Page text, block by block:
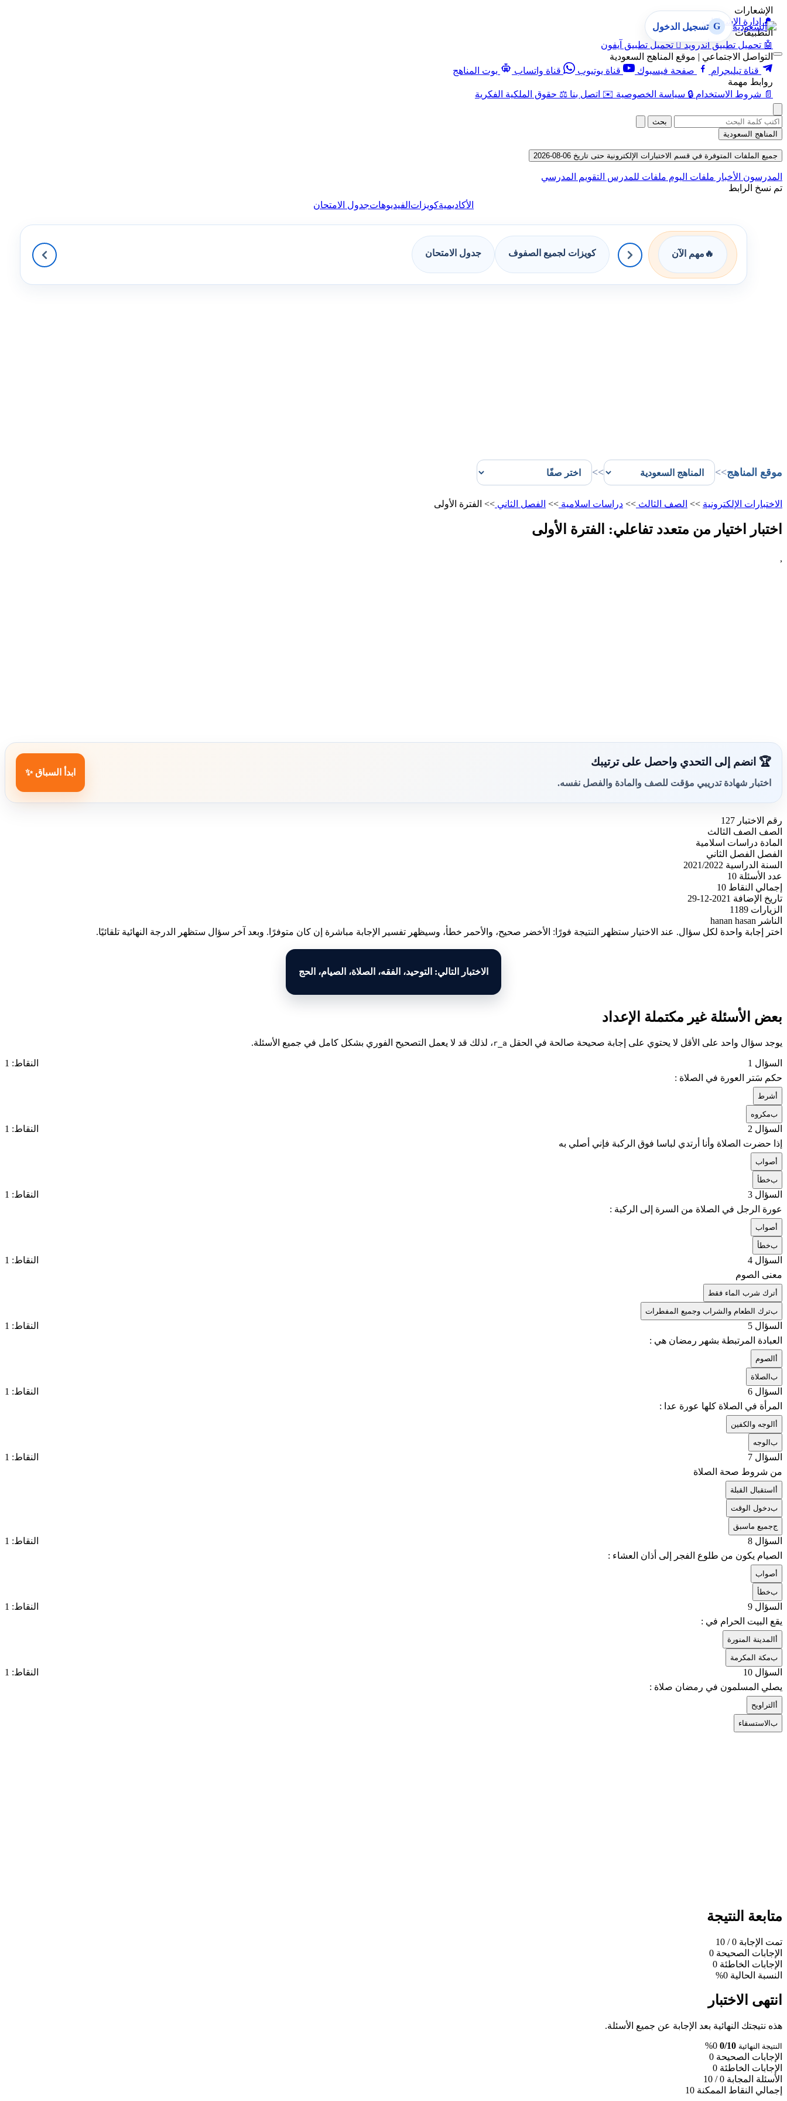
الإشعارات
🔔 إدارة الإشعارات
التطبيقات
🤖 تحميل تطبيق أندرويد  تحميل تطبيق آيفون
التواصل الاجتماعي | موقع المناهج السعودية
قناة تيليجرام
صفحة فيسبوك قناة يوتيوب قناة واتساب
بوت المناهج
روابط مهمة
📄 شروط الاستخدام 🔒 سياسة الخصوصية ✉️ اتصل بنا ⚖️ حقوق الملكية الفكرية
G تسجيل الدخول
بحث
المناهج السعودية
جميع الملفات المتوفرة في قسم الاختبارات الإلكترونية حتى تاريخ 06-08-2026
المدرسون الأخبار ملفات اليوم ملفات للمدرس التقويم المدرسي
تم نسخ الرابط
الأكاديميةكويزات الفيديوهاتجدول الامتحان
🔥 مهم الآن كويزات لجميع الصفوف جدول الامتحان
موقع المناهج>>
>>
الاختبارات الإلكترونية >> الصف الثالث >> دراسات اسلامية >> الفصل الثاني >> الفترة الأولى
اختبار اختيار من متعدد تفاعلي: الفترة الأولى
,
🏆 انضم إلى التحدي واحصل على ترتيبك
اختبار شهادة تدريبي مؤقت للصف والمادة والفصل نفسه.
ابدأ السباق ✨
رقم الاختبار 127
الصف الصف الثالث
المادة دراسات اسلامية
الفصل الفصل الثاني
السنة الدراسية 2021/2022
عدد الأسئلة 10
إجمالي النقاط 10
تاريخ الإضافة 2021-12-29
الزيارات 1189
الناشر hanan hasan
اختر إجابة واحدة لكل سؤال. عند الاختيار ستظهر النتيجة فورًا: الأخضر صحيح، والأحمر خطأ، وسيظهر تفسير الإجابة مباشرة إن كان متوفرًا. وبعد آخر سؤال ستظهر الدرجة النهائية تلقائيًا.
الاختبار التالي: التوحيد، الفقه، الصلاة، الصيام، الحج
بعض الأسئلة غير مكتملة الإعداد
يوجد سؤال واحد على الأقل لا يحتوي على إجابة صحيحة صالحة في الحقل r_a ، لذلك قد لا يعمل التصحيح الفوري بشكل كامل في جميع الأسئلة.
السؤال 1
النقاط: 1
حكم سَتر العورة في الصلاة :
أشرط
بمكروه
السؤال 2
النقاط: 1
إذا حضرت الصلاة وأنا أرتدي لباسا فوق الركبة فإني أصلي به
أصواب
بخطأ
السؤال 3
النقاط: 1
عورة الرجل في الصلاة من السرة إلى الركبة :
أصواب
بخطأ
السؤال 4
النقاط: 1
معنى الصوم
أترك شرب الماء فقط
بترك الطعام والشراب وجميع المفطرات
السؤال 5
النقاط: 1
العبادة المرتبطة بشهر رمضان هي :
أالصوم
بالصلاة
السؤال 6
النقاط: 1
المرأة في الصلاة كلها عورة عدا :
أالوجه والكفين
بالوجه
السؤال 7
النقاط: 1
من شروط صحة الصلاة
أاستقبال القبلة
بدخول الوقت
ججميع ماسبق
السؤال 8
النقاط: 1
الصيام يكون من طلوع الفجر إلى أذان العشاء :
أصواب
بخطأ
السؤال 9
النقاط: 1
يقع البيت الحرام في :
أالمدينة المنورة
بمكة المكرمة
السؤال 10
النقاط: 1
يصلي المسلمون في رمضان صلاة :
أالتراويح
بالاستسقاء
متابعة النتيجة
تمت الإجابة 0
/ 10
الإجابات الصحيحة 0
الإجابات الخاطئة 0
النسبة الحالية 0%
انتهى الاختبار
هذه نتيجتك النهائية بعد الإجابة عن جميع الأسئلة.
النتيجة النهائية 0/10
0%
الإجابات الصحيحة 0
الإجابات الخاطئة 0
الأسئلة المجابة 0 / 10
إجمالي النقاط الممكنة 10